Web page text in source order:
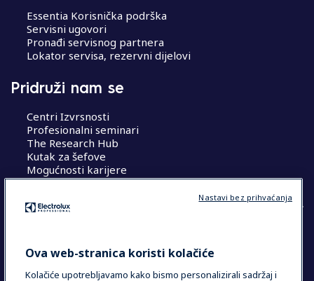
Essentia Korisnička podrška
Servisni ugovori
Pronađi servisnog partnera
Lokator servisa, rezervni dijelovi
Pridruži nam se
Centri Izvrsnosti
Profesionalni seminari
The Research Hub
Kutak za šefove
Mogućnosti karijere
COUNTRY AND LANGUAGE
Ova web-stranica koristi kolačiće
Kolačiće upotrebljavamo kako bismo personalizirali sadržaj i
Nastavi bez prihvaćanja